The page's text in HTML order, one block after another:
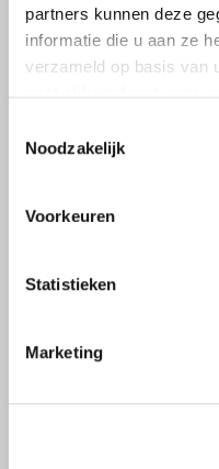
partners kunnen deze
informatie die u aan ze
verzameld op basis van
Noodzakelijk
Voorkeuren
Statistieken
Marketing
dreigende
komen…